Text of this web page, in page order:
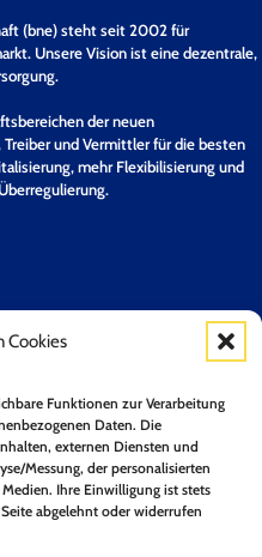
Cookies
Funktionen zur Verarbeitung
Daten. Die
externen Diensten und
Messung, der personalisierten
Ihre Einwilligung ist stets
abgelehnt oder widerrufen
(bne) steht seit 2002 für
Unsere Vision ist eine dezentrale,
der neuen
und Vermittler für die besten
mehr Flexibilisierung und